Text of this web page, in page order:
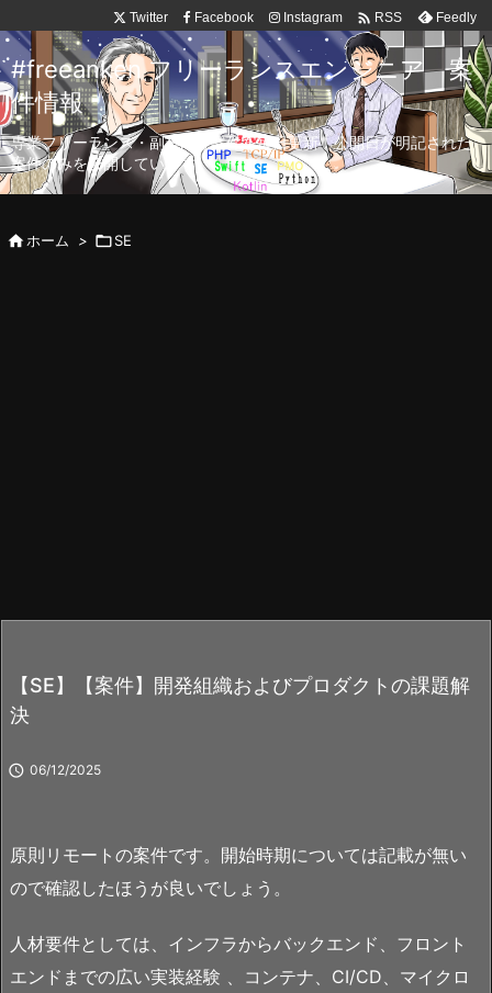
Twitter Facebook Instagram  RSS Feedly
#freeanken フリーランスエンジニア 案
件情報
専業フリーランス・副業向け案件を毎日更新！公開日が明記された
案件のみを公開しています。
ホーム > SE
【SE】【案件】開発組織およびプロダクトの課題解
決
 06/12/2025
原則リモートの案件です。開始時期については記載が無い
ので確認したほうが良いでしょう。
人材要件としては、インフラからバックエンド、フロント
エンドまでの広い実装経験 、コンテナ、CI/CD、マイクロ